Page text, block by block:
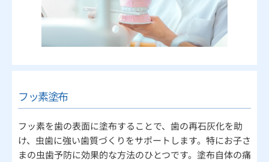
フッ素塗布
フッ素を歯の表面に塗布することで、歯の再石灰化を助
け、虫歯に強い歯質づくりをサポートします。特にお子さ
まの虫歯予防に効果的な方法のひとつです。塗布自体の痛